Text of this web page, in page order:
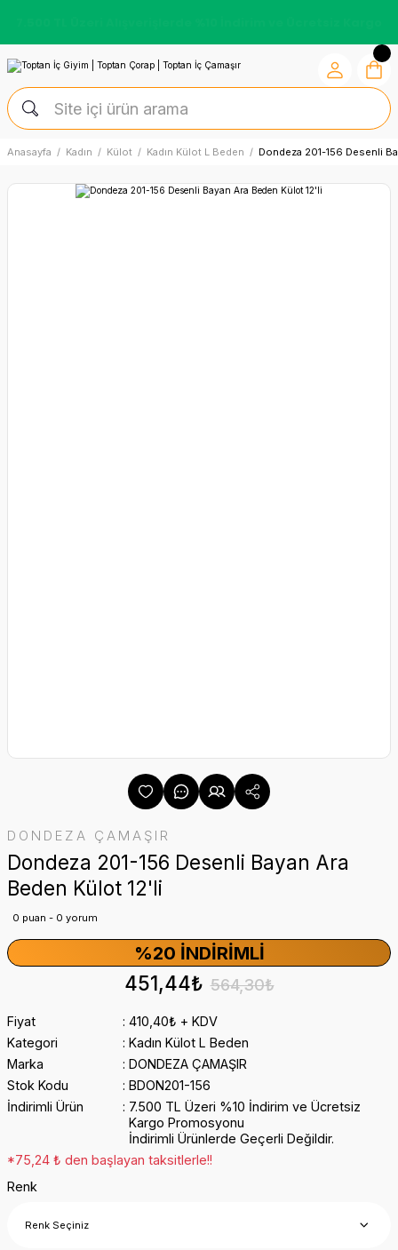
Anasayfa Kadın Külot Kadın Külot L Beden Dondeza 201-156 Desenli
DONDEZA ÇAMAŞIR
Dondeza 201-156 Desenli Bayan Ara
Beden Külot 12'li
0 puan - 0 yorum
%20 İNDIRIMLI
451,44₺ 564,30₺
Fiyat
410,40₺ + KDV
Kategori
Kadın Külot L Beden
Marka
DONDEZA ÇAMAŞIR
Stok Kodu
BDON201-156
İndirimli Ürün
7.500 TL Üzeri %10 İndirim ve Ücretsiz
Kargo Promosyonu
İndirimli Ürünlerde Geçerli Değildir.
*75,24 ₺ den başlayan taksitlerle!!
Renk